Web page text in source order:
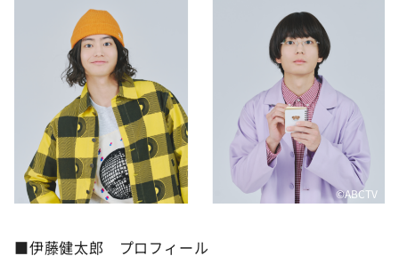
©ABCTV
■伊藤健太郎 プロフィール